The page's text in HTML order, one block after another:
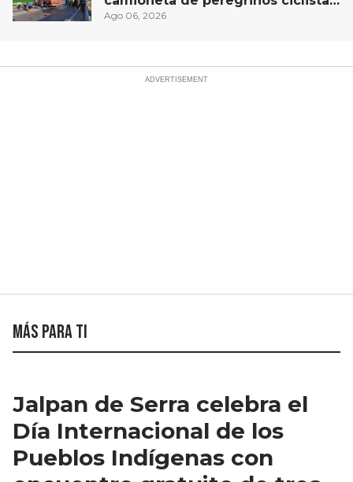
en la autopista México-Querétaro
Ago 06, 2026
Más para ti
Jalpan de Serra celebra el
Día Internacional de los
Pueblos Indígenas con